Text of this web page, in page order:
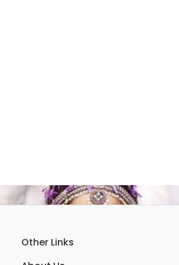
Other Links